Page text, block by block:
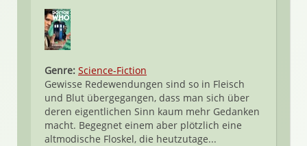
Genre: Science-Fiction
Gewisse Redewendungen sind so in Fleisch
und Blut übergegangen, dass man sich über
deren eigentlichen Sinn kaum mehr Gedanken
macht. Begegnet einem aber plötzlich eine
altmodische Floskel, die heutzutage...